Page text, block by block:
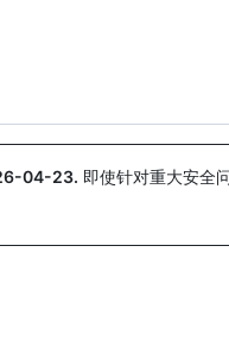
04-23. 即使针对重大安全